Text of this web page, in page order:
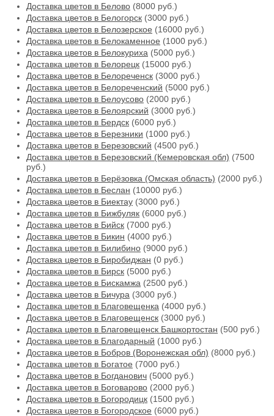
Доставка цветов в Белово (8000 руб.)
Доставка цветов в Белогорск (3000 руб.)
Доставка цветов в Белозерское (16000 руб.)
Доставка цветов в Белокаменное (1000 руб.)
Доставка цветов в Белокуриха (5000 руб.)
Доставка цветов в Белорецк (15000 руб.)
Доставка цветов в Белореченск (3000 руб.)
Доставка цветов в Белореченский (5000 руб.)
Доставка цветов в Белоусово (2000 руб.)
Доставка цветов в Белоярский (3000 руб.)
Доставка цветов в Бердск (6000 руб.)
Доставка цветов в Березники (1000 руб.)
Доставка цветов в Березовский (4500 руб.)
Доставка цветов в Березовский (Кемеровская обл) (7500
руб.)
Доставка цветов в Берёзовка (Омская область) (2000 руб.)
Доставка цветов в Беслан (10000 руб.)
Доставка цветов в Биектау (3000 руб.)
Доставка цветов в Бижбуляк (6000 руб.)
Доставка цветов в Бийск (7000 руб.)
Доставка цветов в Бикин (4000 руб.)
Доставка цветов в Билибино (9000 руб.)
Доставка цветов в Биробиджан (0 руб.)
Доставка цветов в Бирск (5000 руб.)
Доставка цветов в Бискамжа (2500 руб.)
Доставка цветов в Бичура (3000 руб.)
Доставка цветов в Благовещенка (4000 руб.)
Доставка цветов в Благовещенск (3000 руб.)
Доставка цветов в Благовещенск Башкортостан (500 руб.)
Доставка цветов в Благодарный (1000 руб.)
Доставка цветов в Бобров (Воронежская обл) (8000 руб.)
Доставка цветов в Богатое (7000 руб.)
Доставка цветов в Богданович (5000 руб.)
Доставка цветов в Боговарово (2000 руб.)
Доставка цветов в Богородицк (1500 руб.)
Доставка цветов в Богородское (6000 руб.)